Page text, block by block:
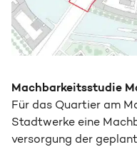
Machbarkeitsstudie
Für das Quartier am
Stadtwerke eine
versorgung der